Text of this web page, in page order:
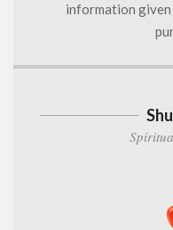
information